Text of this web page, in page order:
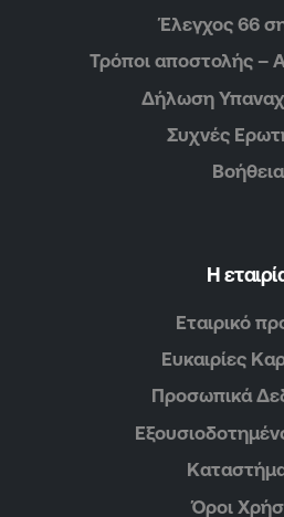
Έλεγχος 66
Τρόποι αποστολής –
Δήλωση
Συχνές
Βοήθεια
Η
Εταιρικό
Ευκαιρίες
Προσωπικά
Όροι